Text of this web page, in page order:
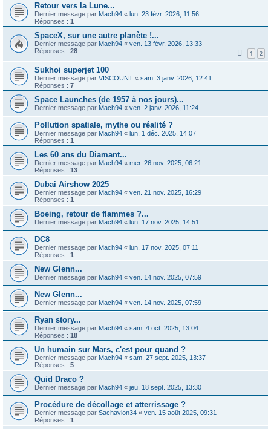
Retour vers la Lune...
Dernier message par Mach94 « lun. 23 févr. 2026, 11:56
Réponses : 1
SpaceX, sur une autre planète !...
Dernier message par Mach94 « ven. 13 févr. 2026, 13:33
Réponses : 28 1 2
Sukhoi superjet 100
Dernier message par VISCOUNT « sam. 3 janv. 2026, 12:41
Réponses : 7
Space Launches (de 1957 à nos jours)...
Dernier message par Mach94 « ven. 2 janv. 2026, 11:24
Pollution spatiale, mythe ou réalité ?
Dernier message par Mach94 « lun. 1 déc. 2025, 14:07
Réponses : 1
Les 60 ans du Diamant...
Dernier message par Mach94 « mer. 26 nov. 2025, 06:21
Réponses : 13
Dubai Airshow 2025
Dernier message par Mach94 « ven. 21 nov. 2025, 16:29
Réponses : 1
Boeing, retour de flammes ?...
Dernier message par Mach94 « lun. 17 nov. 2025, 14:51
DC8
Dernier message par Mach94 « lun. 17 nov. 2025, 07:11
Réponses : 1
New Glenn...
Dernier message par Mach94 « ven. 14 nov. 2025, 07:59
New Glenn...
Dernier message par Mach94 « ven. 14 nov. 2025, 07:59
Ryan story...
Dernier message par Mach94 « sam. 4 oct. 2025, 13:04
Réponses : 18
Un humain sur Mars, c'est pour quand ?
Dernier message par Mach94 « sam. 27 sept. 2025, 13:37
Réponses : 5
Quid Draco ?
Dernier message par Mach94 « jeu. 18 sept. 2025, 13:30
Procédure de décollage et atterrissage ?
Dernier message par Sachavion34 « ven. 15 août 2025, 09:31
Réponses : 1